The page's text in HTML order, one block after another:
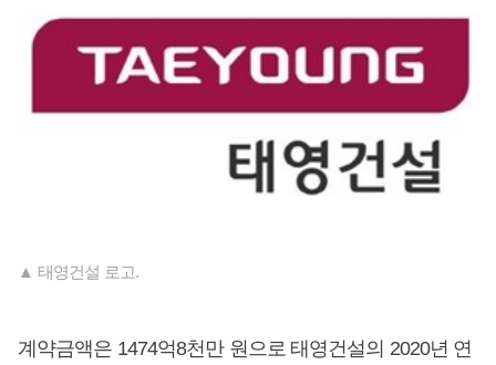
▲ 태영건설 로고.
계약금액은 1474억8천만 원으로 태영건설의 2020년 연